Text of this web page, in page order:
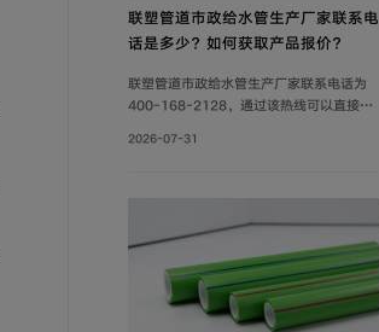
联塑管道市政给水管生产厂家联系电
话是多少？如何获取产品报价？
联塑管道市政给水管生产厂家联系电话为
400-168-2128，通过该热线可以直接获
还可通过官网及微信公众号获取产品报价和
2026-07-31